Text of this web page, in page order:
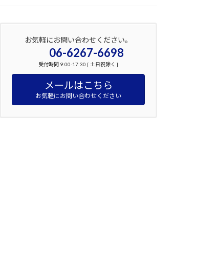
お気軽にお問い合わせください。
06-6267-6698
受付時間 9:00-17:30 [ 土日祝除く ]
メールはこちら
お気軽にお問い合わせください